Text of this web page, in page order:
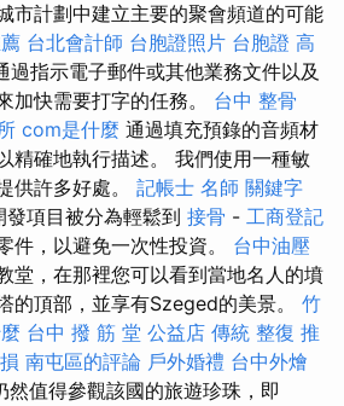
市計劃中建立主要的聚會頻道的可能
台北會計師 台胞證照片 台胞證 高
指示電子郵件或其他業務文件以及
加快需要打字的任務。 台中 整骨
com是什麼 通過填充預錄的音頻材
精確地執行描述。 我們使用一種敏
供許多好處。 記帳士 名師 關鍵字
發項目被分為輕鬆到 接骨 - 工商登記
件，以避免一次性投資。 台中油壓
堂，在那裡您可以看到當地名人的墳
的頂部，並享有Szeged的美景。 竹
台中 撥 筋 堂 公益店 傳統 整復 推
南屯區的評論 戶外婚禮 台中外燴
然值得參觀該國的旅遊珍珠，即